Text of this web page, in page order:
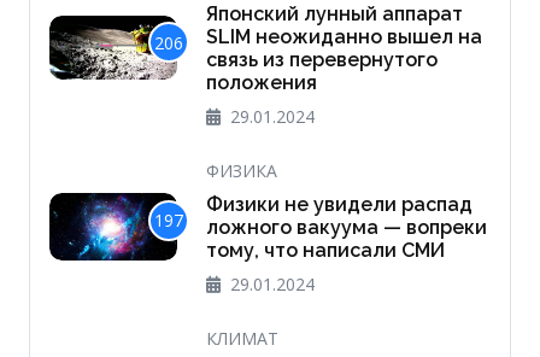
206
Японский лунный аппарат
SLIM неожиданно вышел на
связь из перевернутого
положения
29.01.2024
197
ФИЗИКА
Физики не увидели распад
ложного вакуума — вопреки
тому, что написали СМИ
29.01.2024
КЛИМАТ